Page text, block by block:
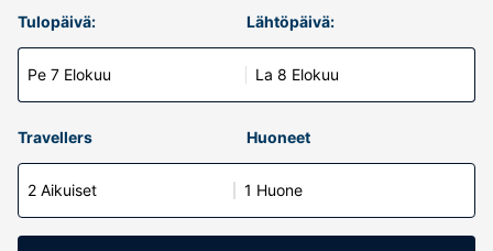
Tulopäivä:
Pe 7 Elokuu
Lähtöpäivä:
La 8 Elokuu
Travellers Huoneet
2 Aikuiset 1 Huone